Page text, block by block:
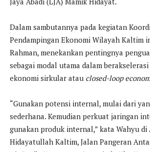
Dalam sambutannya pada kegiatan
Pendampingan Ekonomi Wilayah Kaltim
Rahman, menekankan pentingnya
sebagai modal utama dalam
ekonomi sirkular atau closed-loop
“Gunakan potensi internal, mulai dari
sederhana. Kemudian perkuat jaringan
gunakan produk internal,” kata Wahyu di
Hidayatullah Kaltim, Jalan Pangeran